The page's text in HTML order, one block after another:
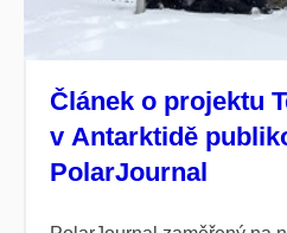
Článek o projektu
v Antarktidě
PolarJournal